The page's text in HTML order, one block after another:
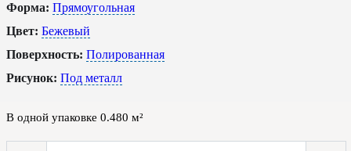
Форма: Прямоугольная
Цвет: Бежевый
Поверхность: Полированная
Рисунок: Под металл
В одной упаковке 0.480 м²